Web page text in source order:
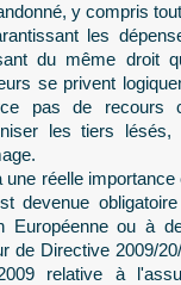
y compris
les
du même droit
se privent
pas de recours
les tiers
une réelle
devenue
Européenne ou à
de Directive 2009/
relative à